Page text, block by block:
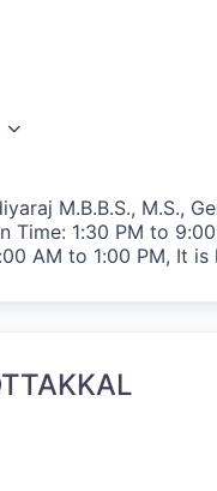
M.B.B.S., M.S.,
1:30 PM to 9:00
AM to 1:00 PM, It